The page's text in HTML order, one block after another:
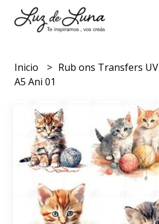
Inicio Rub ons Transfers UV
A5 Ani 01